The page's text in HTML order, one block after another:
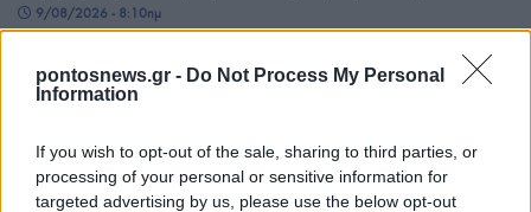
pontosnews.gr - Do Not Process My Personal
Information
If you wish to opt-out of the sale, sharing to third parties, or
processing of your personal or sensitive information for
targeted advertising by us, please use the below opt-out
9/08/2026 - 8:10πμ